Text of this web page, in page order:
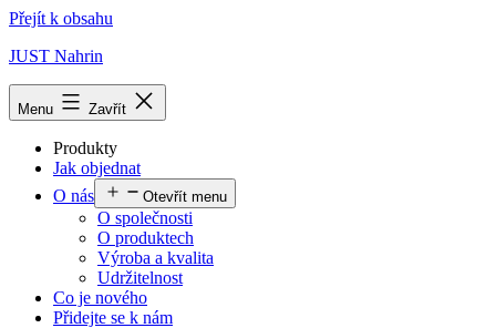
Přejít k obsahu
JUST Nahrin
Menu Zavřít
Produkty
Jak objednat
O nás
Otevřít menu
O společnosti
O produktech
Výroba a kvalita
Udržitelnost
Co je nového
Přidejte se k nám